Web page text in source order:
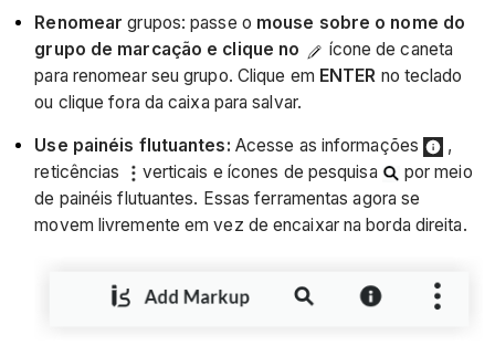
Renomear grupos: passe o mouse sobre o nome do
grupo de marcação e clique no
ícone de caneta
para renomear seu grupo. Clique em ENTER no teclado
ou clique fora da caixa para salvar.
Use painéis flutuantes: Acesse as informações
,
reticências
verticais e ícones de pesquisa
por meio
de painéis flutuantes. Essas ferramentas agora se
movem livremente em vez de encaixar na borda direita.